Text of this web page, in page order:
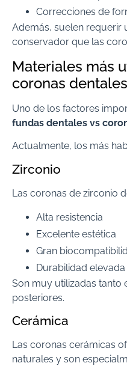
Correcciones de
Además, suelen requerir
conservador que las
Materiales más
coronas dentales
Uno de los factores
fundas dentales vs
Actualmente, los más
Zirconio
Las coronas de zirconio
Alta resistencia
Excelente estética
Gran
Durabilidad elevada
Son muy utilizadas tanto
posteriores.
Cerámica
Las coronas cerámicas
naturales y son